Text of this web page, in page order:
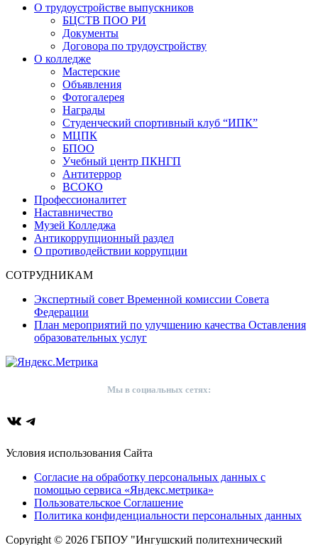
О трудоустройстве выпускников
БЦСТВ ПОО РИ
Документы
Договора по трудоустройству
О колледже
Мастерские
Объявления
Фотогалерея
Награды
Студенческий спортивный клуб “ИПК”
МЦПК
БПОО
Учебный центр ПКНГП
Антитеррор
ВСОКО
Профессионалитет
Наставничество
Музей Колледжа
Антикоррупционный раздел
О противодействии коррупции
СОТРУДНИКАМ
Экспертный совет Временной комиссии Совета
Федерации
План мероприятий по улучшению качества Оставления
образовательных услуг
Мы в социальных сетях:
ВКонтакте
Telegram
Условия использования Сайта
Согласие на обработку персональных данных с
помощью сервиса «Яндекс.метрика»
Пользовательское Соглашение
Политика конфиденциальности персональных данных
Copyright © 2026 ГБПОУ "Ингушский политехнический